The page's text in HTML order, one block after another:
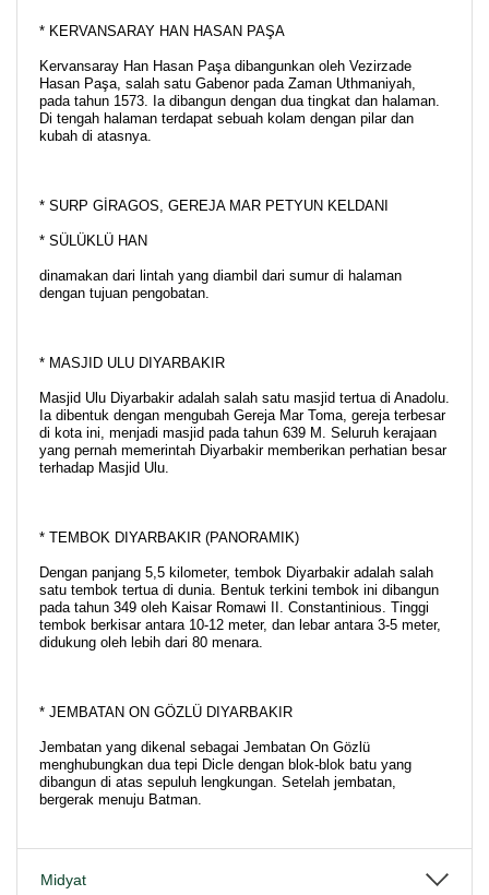
* KERVANSARAY HAN HASAN PAŞA
Kervansaray Han Hasan Paşa dibangunkan oleh Vezirzade
Hasan Paşa, salah satu Gabenor pada Zaman Uthmaniyah,
pada tahun 1573. Ia dibangun dengan dua tingkat dan halaman.
Di tengah halaman terdapat sebuah kolam dengan pilar dan
kubah di atasnya.
* SURP GİRAGOS, GEREJA MAR PETYUN KELDANI
* SÜLÜKLÜ HAN
dinamakan dari lintah yang diambil dari sumur di halaman
dengan tujuan pengobatan.
* MASJID ULU DIYARBAKIR
Masjid Ulu Diyarbakir adalah salah satu masjid tertua di Anadolu.
Ia dibentuk dengan mengubah Gereja Mar Toma, gereja terbesar
di kota ini, menjadi masjid pada tahun 639 M. Seluruh kerajaan
yang pernah memerintah Diyarbakir memberikan perhatian besar
terhadap Masjid Ulu.
* TEMBOK DIYARBAKIR (PANORAMIK)
Dengan panjang 5,5 kilometer, tembok Diyarbakir adalah salah
satu tembok tertua di dunia. Bentuk terkini tembok ini dibangun
pada tahun 349 oleh Kaisar Romawi II. Constantinious. Tinggi
tembok berkisar antara 10-12 meter, dan lebar antara 3-5 meter,
didukung oleh lebih dari 80 menara.
* JEMBATAN ON GÖZLÜ DIYARBAKIR
Jembatan yang dikenal sebagai Jembatan On Gözlü
menghubungkan dua tepi Dicle dengan blok-blok batu yang
dibangun di atas sepuluh lengkungan. Setelah jembatan,
bergerak menuju Batman.
Midyat